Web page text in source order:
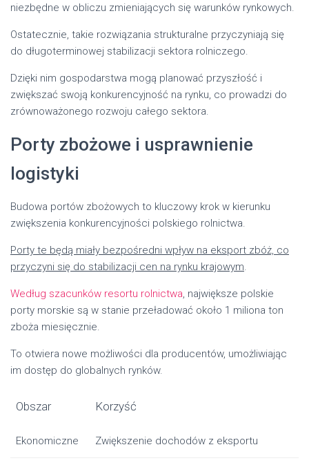
niezbędne w obliczu zmieniających się warunków rynkowych.
Ostatecznie, takie rozwiązania strukturalne przyczyniają się
do długoterminowej stabilizacji sektora rolniczego.
Dzięki nim gospodarstwa mogą planować przyszłość i
zwiększać swoją konkurencyjność na rynku, co prowadzi do
zrównoważonego rozwoju całego sektora.
Porty zbożowe i usprawnienie
logistyki
Budowa portów zbożowych to kluczowy krok w kierunku
zwiększenia konkurencyjności polskiego rolnictwa.
Porty te będą miały bezpośredni wpływ na eksport zbóż, co
przyczyni się do stabilizacji cen na rynku krajowym.
Według szacunków resortu rolnictwa, największe polskie
porty morskie są w stanie przeładować około 1 miliona ton
zboża miesięcznie.
To otwiera nowe możliwości dla producentów, umożliwiając
im dostęp do globalnych rynków.
Obszar Korzyść
Ekonomiczne Zwiększenie dochodów z eksportu